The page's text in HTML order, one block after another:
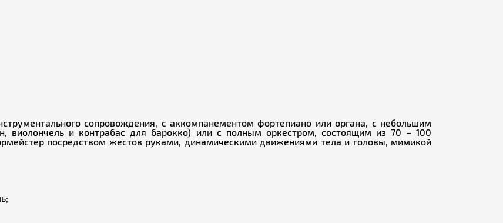
сопровождения, с аккомпанементом фортепиано или органа, с небольшим
виолончель и контрабас для барокко) или с полным оркестром, состоящим из 70 – 100
посредством жестов руками, динамическими движениями тела и головы, мимикой